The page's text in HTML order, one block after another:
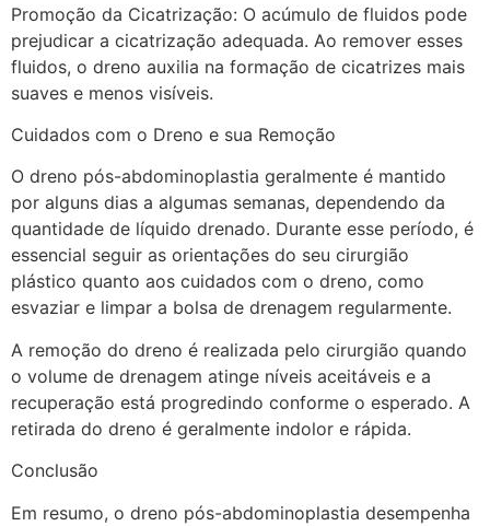
Promoção da Cicatrização: O acúmulo de fluidos pode
prejudicar a cicatrização adequada. Ao remover esses
fluidos, o dreno auxilia na formação de cicatrizes mais
suaves e menos visíveis.
Cuidados com o Dreno e sua Remoção
O dreno pós-abdominoplastia geralmente é mantido
por alguns dias a algumas semanas, dependendo da
quantidade de líquido drenado. Durante esse período, é
essencial seguir as orientações do seu cirurgião
plástico quanto aos cuidados com o dreno, como
esvaziar e limpar a bolsa de drenagem regularmente.
A remoção do dreno é realizada pelo cirurgião quando
o volume de drenagem atinge níveis aceitáveis e a
recuperação está progredindo conforme o esperado. A
retirada do dreno é geralmente indolor e rápida.
Conclusão
Em resumo, o dreno pós-abdominoplastia desempenha